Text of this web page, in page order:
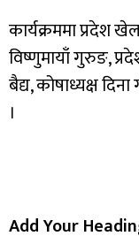
कार्यक्रममा प्रदेश
विष्णुमायाँ गुरुङ,
बैद्य, कोषाध्यक्ष
।
Add Your